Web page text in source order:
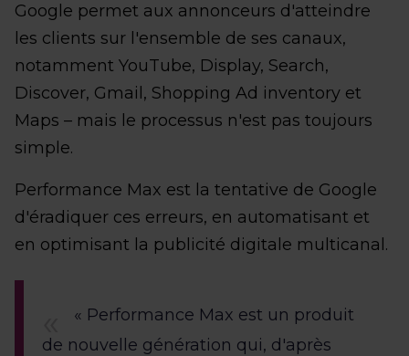
Google permet aux annonceurs d'atteindre
les clients sur l'ensemble de ses canaux,
notamment YouTube, Display, Search,
Discover, Gmail, Shopping Ad inventory et
Maps – mais le processus n'est pas toujours
simple.
Performance Max est la tentative de Google
d'éradiquer ces erreurs, en automatisant et
en optimisant la publicité digitale multicanal.
« Performance Max est un produit
de nouvelle génération qui, d'après